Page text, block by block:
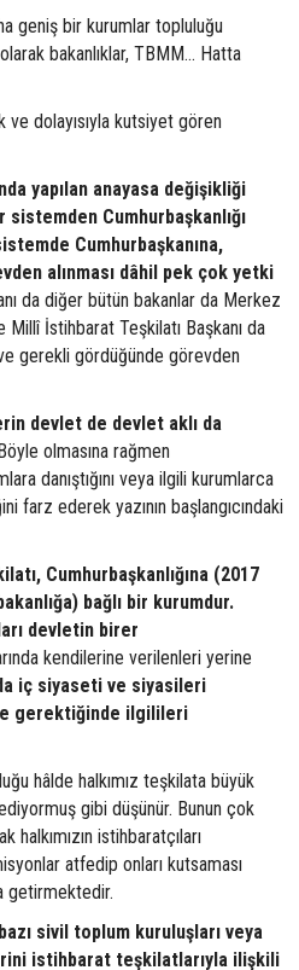
geniş bir kurumlar topluluğu
bakanlıklar, TBMM… Hatta
dolayısıyla kutsiyet gören
yapılan anayasa değişikliği
Cumhurbaşkanlığı
Cumhurbaşkanına,
alınması dâhil pek çok yetki
da diğer bütün bakanlar da Merkez
Millî İstihbarat Teşkilatı Başkanı da
gerekli gördüğünde görevden
devlet de devlet aklı da
Böyle olmasına rağmen
danıştığını veya ilgili kurumlarca
farz ederek yazının başlangıcındaki
Cumhurbaşkanlığına (2017
bağlı bir kurumdur.
devletin birer
kendilerine verilenleri yerine
iç siyaseti ve siyasileri
gerektiğinde ilgilileri
hâlde halkımız teşkilata büyük
gibi düşünür. Bunun çok
istihbaratçıları
atfedip onları kutsaması
getirmektedir.
sivil toplum kuruluşları veya
istihbarat teşkilatlarıyla ilişkili